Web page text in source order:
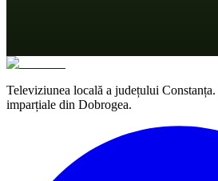
Televiziunea locală a județului
imparțiale din Dobrogea.